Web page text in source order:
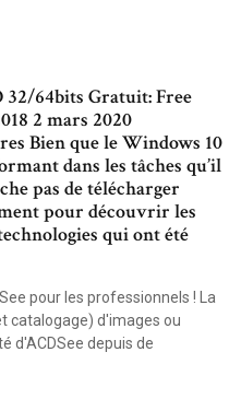
32/64bits Gratuit: Free
2 mars 2020
Bien que le Windows 10
dans les tâches qu’il
pas de télécharger
pour découvrir les
qui ont été
pour les professionnels ! La
catalogage) d'images ou
d'ACDSee depuis de